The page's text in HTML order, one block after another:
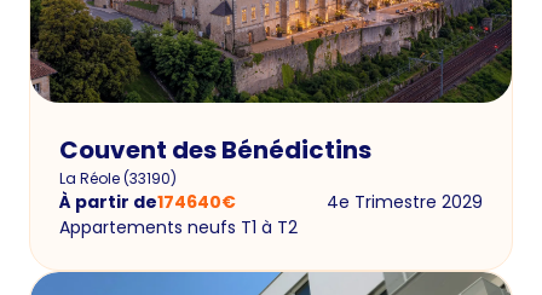
Couvent des Bénédictins
La Réole(33190)
À partir de174640€
4e Trimestre 2029
Appartements neufs T1 à T2